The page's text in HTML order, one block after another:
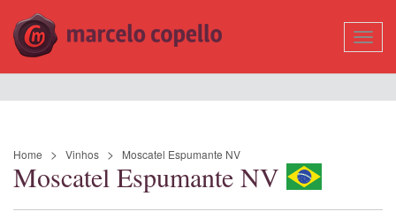
Home Vinhos Moscatel Espumante NV
Moscatel Espumante NV